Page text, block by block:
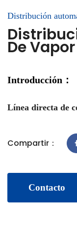
Distribución
De Vapor
Introducción：
Línea directa de
Compartir：
Contacto